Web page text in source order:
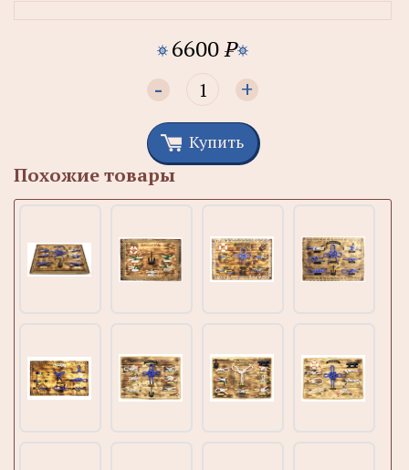
6600P
- +
Купить
Похожие товары